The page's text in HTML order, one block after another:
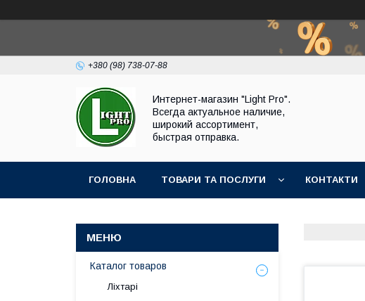
+380 (98) 738-07-88
Интернет-магазин "Light Pro".
Всегда актуальное наличие,
широкий ассортимент,
быстрая отправка.
ГОЛОВНА ТОВАРИ ТА ПОСЛУГИ КОНТАКТИ
Каталог товаров
Ліхтарі